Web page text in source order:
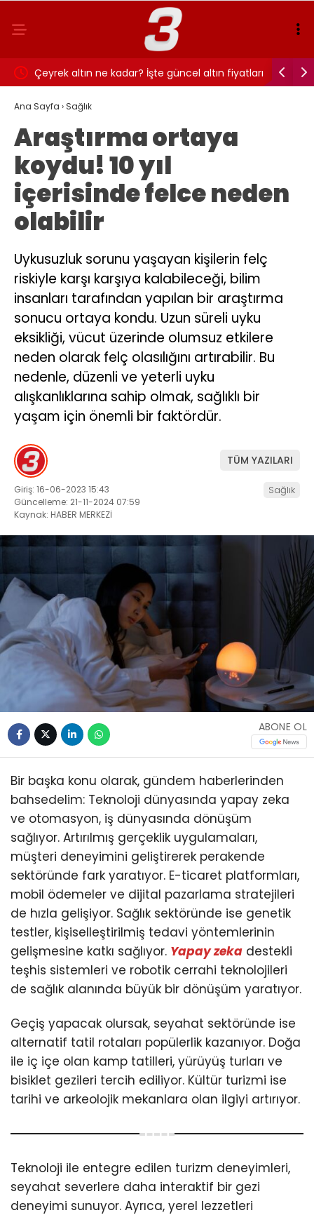
120 Çeyrek altın ne kadar? İşte güncel altın fiyatları TOKİ
Ana Sayfa › Sağlık
Araştırma ortaya
koydu! 10 yıl
içerisinde felce neden
olabilir
Uykusuzluk sorunu yaşayan kişilerin felç
riskiyle karşı karşıya kalabileceği, bilim
insanları tarafından yapılan bir araştırma
sonucu ortaya kondu. Uzun süreli uyku
eksikliği, vücut üzerinde olumsuz etkilere
neden olarak felç olasılığını artırabilir. Bu
nedenle, düzenli ve yeterli uyku
alışkanlıklarına sahip olmak, sağlıklı bir
yaşam için önemli bir faktördür.
TÜM YAZILARI
Giriş: 16-06-2023 15:43
Güncelleme: 21-11-2024 07:59
Kaynak: HABER MERKEZİ
Sağlık
ABONE OL
Bir başka konu olarak, gündem haberlerinden
bahsedelim: Teknoloji dünyasında yapay zeka
ve otomasyon, iş dünyasında dönüşüm
sağlıyor. Artırılmış gerçeklik uygulamaları,
müşteri deneyimini geliştirerek perakende
sektöründe fark yaratıyor. E-ticaret platformları,
mobil ödemeler ve dijital pazarlama stratejileri
de hızla gelişiyor. Sağlık sektöründe ise genetik
testler, kişiselleştirilmiş tedavi yöntemlerinin
gelişmesine katkı sağlıyor. Yapay zeka destekli
teşhis sistemleri ve robotik cerrahi teknolojileri
de sağlık alanında büyük bir dönüşüm yaratıyor.
Geçiş yapacak olursak, seyahat sektöründe ise
alternatif tatil rotaları popülerlik kazanıyor. Doğa
ile iç içe olan kamp tatilleri, yürüyüş turları ve
bisiklet gezileri tercih ediliyor. Kültür turizmi ise
tarihi ve arkeolojik mekanlara olan ilgiyi artırıyor.
Teknoloji ile entegre edilen turizm deneyimleri,
seyahat severlere daha interaktif bir gezi
deneyimi sunuyor. Ayrıca, yerel lezzetleri